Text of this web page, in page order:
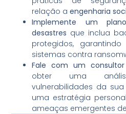
relação aengenharia
Implemente um
desastres que inclua
protegidos,
sistemas contra
Fale com um
obter uma
vulnerabilidades da
uma estratégia
ameaças emergentes